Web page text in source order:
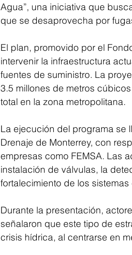
Agua”, una iniciativa que
que se desaprovecha por
El plan, promovido por el
intervenir la infraestructura
fuentes de suministro. La
3.5 millones de metros
total en la zona metropolitana.
La ejecución del programa se
Drenaje de Monterrey, con
empresas como FEMSA. Las
instalación de válvulas, la
fortalecimiento de los
Durante la presentación,
señalaron que este tipo de
crisis hídrica, al centrarse en